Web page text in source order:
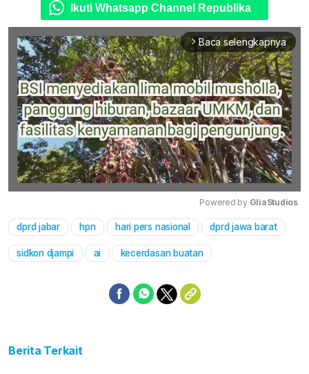
Ikuti Whatsapp Channel Republika
arrow_forward_ios Baca selengkapnya
Mute
Powered by GliaStudios
dprd jabar hpn hari pers nasional dprd jawa barat
sidkon djampi ai kecerdasan buatan
Berita Terkait